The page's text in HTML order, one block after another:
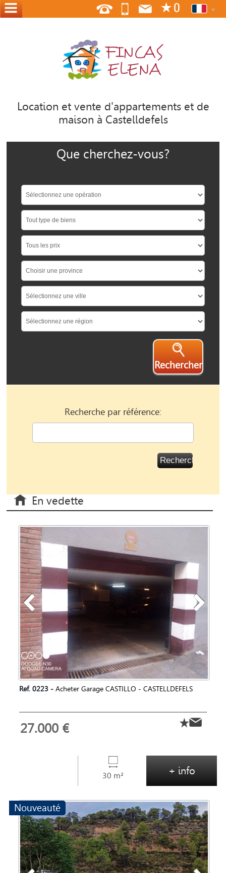
Location et vente d'appartements et de
maison à Castelldefels
SOMMES
ACCUEIL
Que cherchez-vous?
Rechercher
Recherche par référence:
En vedette
Ref. 0223 - Acheter Garage CASTILLO - CASTELLDEFELS
+ info
30 m²
27.000 €
Nouveauté